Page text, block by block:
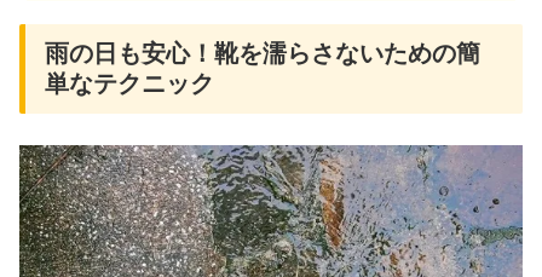
雨の日も安心！靴を濡らさないための簡
単なテクニック